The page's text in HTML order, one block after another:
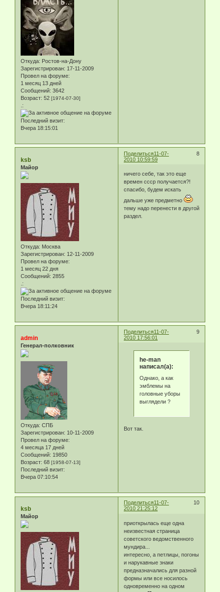
Откуда: Ростов-на-Дону
Зарегистрирован: 17-11-2009
Провел на форуме:
1 месяц 13 дней
Сообщений: 3642
Возраст: 52 [1974-07-30]
.:
Последний визит:
Вчера 18:15:01
Поделиться 8
11-07-
2010 10:59:59
ksb
Майор
Откуда: Москва
Зарегистрирован: 12-11-2009
Провел на форуме:
1 месяц 22 дня
Сообщений: 2855
.:
Последний визит:
Вчера 18:11:24
ничего себе, так это еще
времен ссср получается?!
спасибо, будем искать
дальше уже предметно
тему надо перенести в другой
раздел.
Поделиться 9
11-07-
2010 17:56:01
admin
Генерал-полковник
Откуда: СПБ
Зарегистрирован: 10-11-2009
Провел на форуме:
4 месяца 17 дней
Сообщений: 19850
Возраст: 68 [1958-07-13]
Последний визит:
Вчера 07:10:54
he-man
написал(а):
Однако, а как
эмблемы на
головные уборы
выглядели ?
Вот так.
Поделиться 10
11-07-
2010 21:25:12
ksb
Майор
приоткрылась еще одна
неизвестная страница
советского ведомственного
мундира...
интересно, а петлицы, погоны
и нарукавные знаки
предназначались для разной
формы или все носилось
одновременно на одном